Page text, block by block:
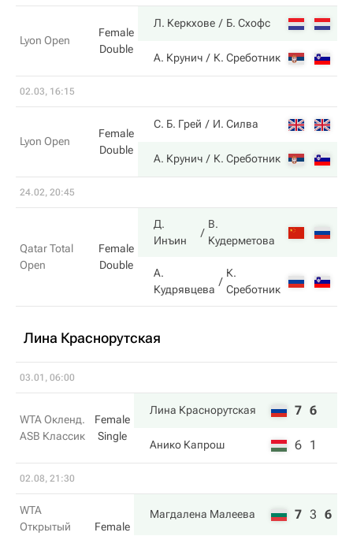
Lyon Open
Female
Double
Л. Керкхове Б. Схофс
А. Крунич К. Среботник
02.03, 16:15
Lyon Open
Female
Double
С. Б. Грей И. Силва
А. Крунич К. Среботник
24.02, 20:45
Qatar Total
Open
Female
Double
Д.
Инъин
В.
Кудерметова
А.
Кудрявцева
К.
Среботник
Лина Краснорутская
03.01, 06:00
WTA Окленд.
ASB Классик
Female
Single
Лина Краснорутская 7 6
Анико Капрош 6 1
02.08, 21:30
WTA
Открытый
Female
Магдалена Малеева 7 3 6